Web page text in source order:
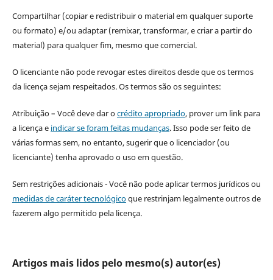
Compartilhar (copiar e redistribuir o material em qualquer suporte
ou formato) e/ou adaptar (remixar, transformar, e criar a partir do
material) para qualquer fim, mesmo que comercial.
O licenciante não pode revogar estes direitos desde que os termos
da licença sejam respeitados. Os termos são os seguintes:
Atribuição – Você deve dar ocrédito apropriado, prover um link para
a licença e indicar se foram feitas mudanças. Isso pode ser feito de
várias formas sem, no entanto, sugerir que o licenciador (ou
licenciante) tenha aprovado o uso em questão.
Sem restrições adicionais - Você não pode aplicar termos jurídicos ou
medidas de caráter tecnológicoque restrinjam legalmente outros de
fazerem algo permitido pela licença.
Artigos mais lidos pelo mesmo(s) autor(es)